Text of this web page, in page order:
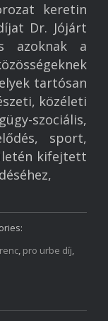
keretin
Dr. Jójárt
azoknak a
tartósan
közéleti
szociális,
sport,
kifejtett
, pro urbe díj,